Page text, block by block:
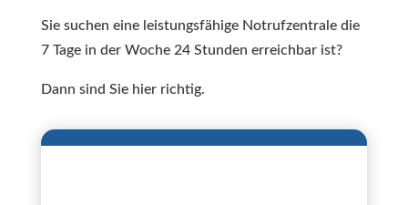
Sie suchen eine leistungsfähige Notrufzentrale die
7 Tage in der Woche 24 Stunden erreichbar ist?
Dann sind Sie hier richtig.